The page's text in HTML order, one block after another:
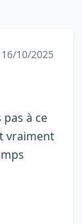
10/2025
à ce
vraiment